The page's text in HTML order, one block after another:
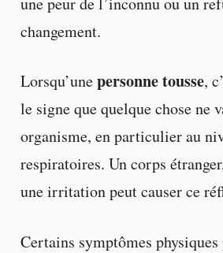
changement.
Lorsqu’unepersonne tousse,
le signe que quelque chose ne
organisme, en particulier au
respiratoires. Un corps
une irritation peut causer ce
Certains symptômes physiques